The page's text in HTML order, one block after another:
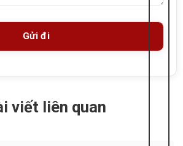
viết liên quan